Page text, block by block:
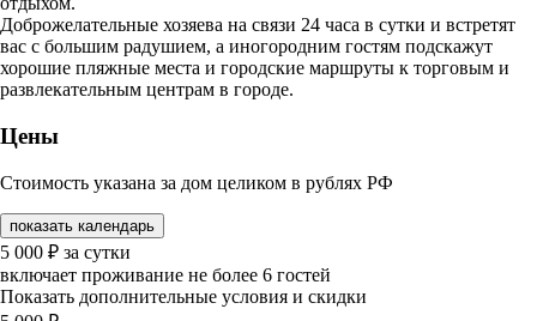
Доброжелательные хозяева на связи 24 часа в сутки и встретят
вас с большим радушием, а иногородним гостям подскажут
хорошие пляжные места и городские маршруты к торговым и
развлекательным центрам в городе.
Цены
Стоимость указана за дом целиком в рублях РФ
показать календарь
5 000 ₽ за сутки
включает проживание не более 6 гостей
Показать дополнительные условия и скидки